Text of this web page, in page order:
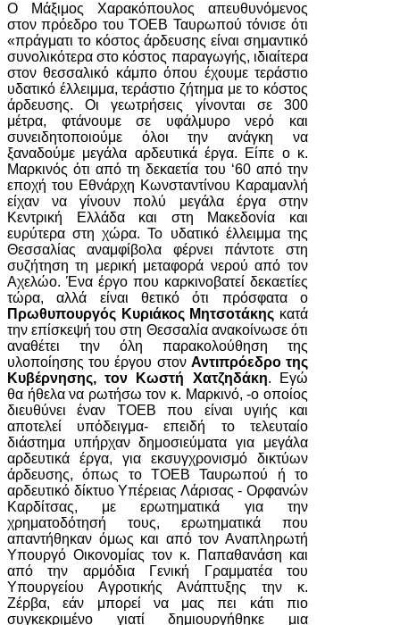
Ο Μάξιμος Χαρακόπουλος απευθυνόμενος
στον πρόεδρο του ΤΟΕΒ Ταυρωπού τόνισε ότι
«πράγματι το κόστος άρδευσης είναι σημαντικό
συνολικότερα στο κόστος παραγωγής, ιδιαίτερα
στον θεσσαλικό κάμπο όπου έχουμε τεράστιο
υδατικό έλλειμμα, τεράστιο ζήτημα με το κόστος
άρδευσης. Οι γεωτρήσεις γίνονται σε 300
μέτρα, φτάνουμε σε υφάλμυρο νερό και
συνειδητοποιούμε όλοι την ανάγκη να
ξαναδούμε μεγάλα αρδευτικά έργα. Είπε ο κ.
Μαρκινός ότι από τη δεκαετία του ‘60 από την
εποχή του Εθνάρχη Κωνσταντίνου Καραμανλή
είχαν να γίνουν πολύ μεγάλα έργα στην
Κεντρική Ελλάδα και στη Μακεδονία και
ευρύτερα στη χώρα. Το υδατικό έλλειμμα της
Θεσσαλίας αναμφίβολα φέρνει πάντοτε στη
συζήτηση τη μερική μεταφορά νερού από τον
Αχελώο. Ένα έργο που καρκινοβατεί δεκαετίες
τώρα, αλλά είναι θετικό ότι πρόσφατα ο
Πρωθυπουργός Κυριάκος Μητσοτάκης κατά
την επίσκεψή του στη Θεσσαλία ανακοίνωσε ότι
αναθέτει την όλη παρακολούθηση της
υλοποίησης του έργου στον Αντιπρόεδρο της
Κυβέρνησης, τον Κωστή Χατζηδάκη. Εγώ
θα ήθελα να ρωτήσω τον κ. Μαρκινό, -ο οποίος
διευθύνει έναν ΤΟΕΒ που είναι υγιής και
αποτελεί υπόδειγμα- επειδή το τελευταίο
διάστημα υπήρχαν δημοσιεύματα για μεγάλα
αρδευτικά έργα, για εκσυγχρονισμό δικτύων
άρδευσης, όπως το ΤΟΕΒ Ταυρωπού ή το
αρδευτικό δίκτυο Υπέρειας Λάρισας - Ορφανών
Καρδίτσας, με ερωτηματικά για την
χρηματοδότησή τους, ερωτηματικά που
απαντήθηκαν όμως και από τον Αναπληρωτή
Υπουργό Οικονομίας τον κ. Παπαθανάση και
από την αρμόδια Γενική Γραμματέα του
Υπουργείου Αγροτικής Ανάπτυξης την κ.
Ζέρβα, εάν μπορεί να μας πει κάτι πιο
συγκεκριμένο γιατί δημιουργήθηκε μια